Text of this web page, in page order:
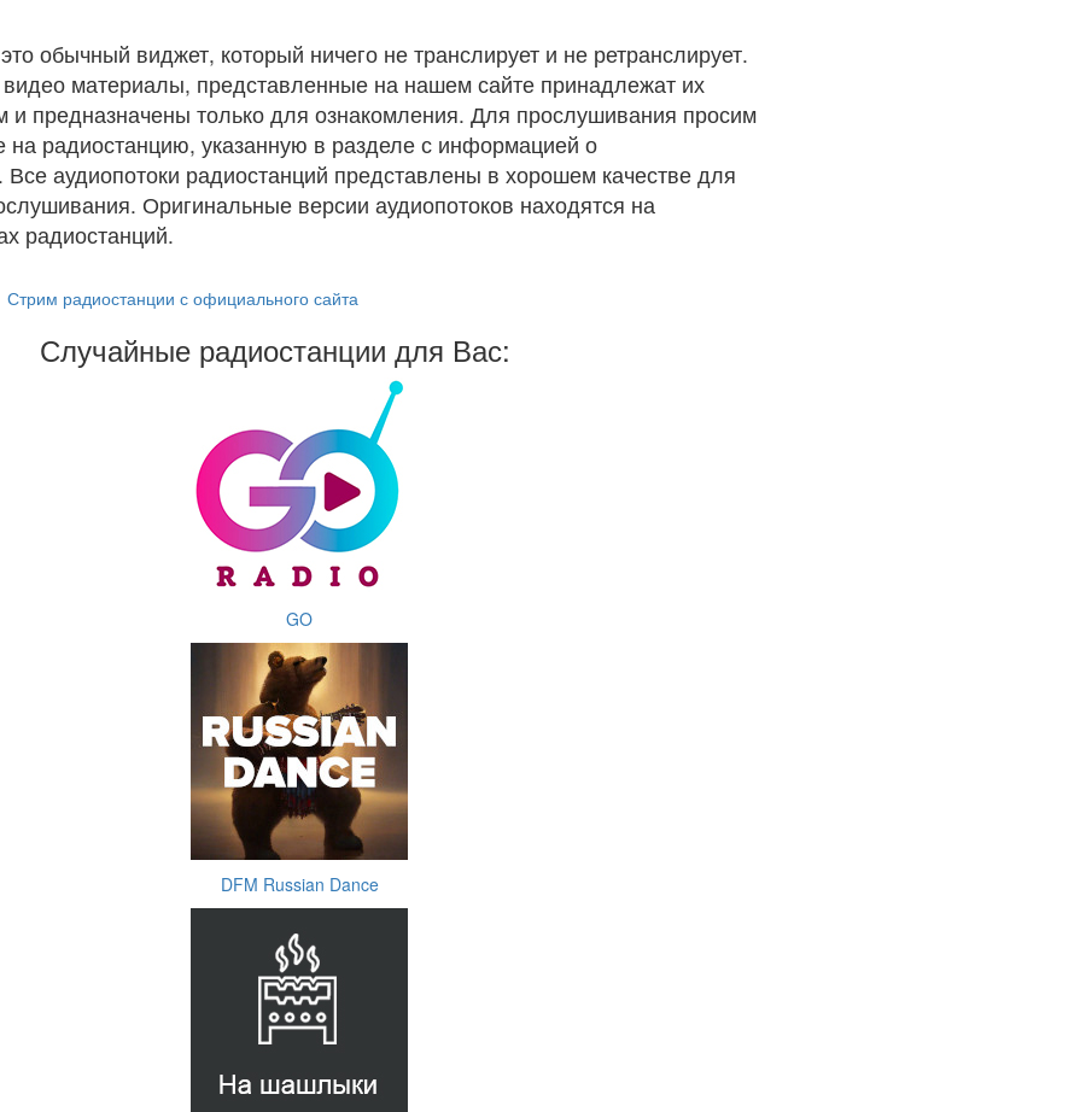
обычный виджет, который ничего не транслирует и не ретранслирует.
материалы, представленные на нашем сайте принадлежат их
и предназначены только для ознакомления. Для прослушивания просим
на радиостанцию, указанную в разделе с информацией о
. Все аудиопотоки радиостанций представлены в хорошем качестве для
Оригинальные версии аудиопотоков находятся на
радиостанций.
Стрим радиостанции с официального сайта
Случайные радиостанции для Вас:
GO
DFM Russian Dance